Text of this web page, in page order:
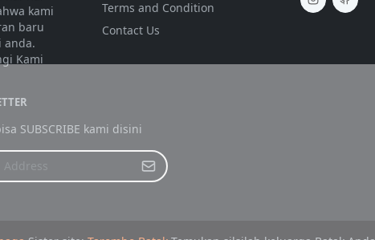
kami
baru
anda.
Kami
Terms and Condition
Contact Us
SUBSCRIBE kami disini